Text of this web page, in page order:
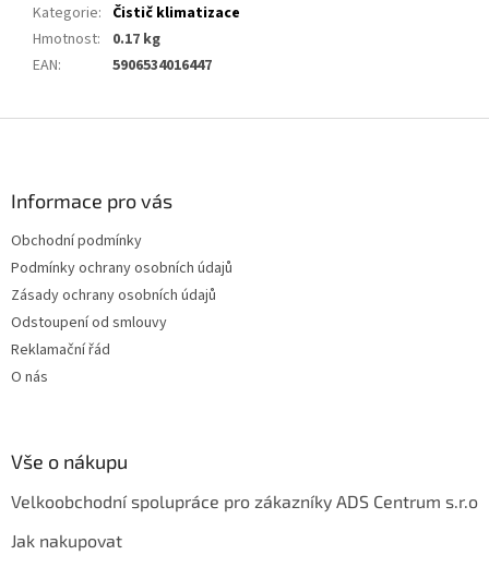
Kategorie: Čistič klimatizace
Hmotnost:
0.17 kg
EAN: 5906534016447
Informace pro vás
Obchodní podmínky
Podmínky ochrany osobních údajů
Zásady ochrany osobních údajů
Odstoupení od smlouvy
Reklamační řád
O nás
Vše o nákupu
Velkoobchodní spolupráce pro zákazníky ADS Centrum s.r.o
Jak nakupovat